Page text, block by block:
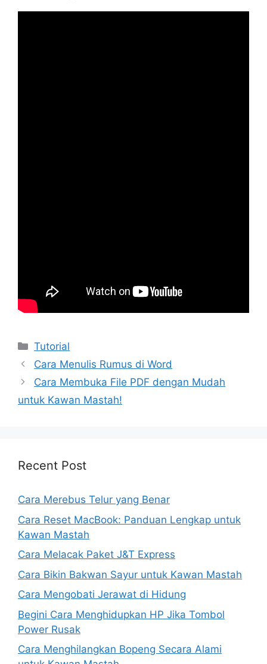
Kategori
Tutorial
Cara Menulis Rumus di Word
Cara Membuka File PDF dengan Mudah
untuk Kawan Mastah!
Recent Post
Cara Merebus Telur yang Benar
Cara Reset MacBook: Panduan Lengkap untuk
Kawan Mastah
Cara Melacak Paket J&T Express
Cara Bikin Bakwan Sayur untuk Kawan Mastah
Cara Mengobati Jerawat di Hidung
Begini Cara Menghidupkan HP Jika Tombol
Power Rusak
Cara Menghilangkan Bopeng Secara Alami